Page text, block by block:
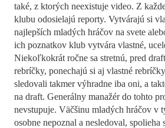
také, z ktorých neexistuje video. Z
klubu odosielajú reporty. Vytvárajú si
najlepších mladých hráčov na svete
ich poznatkov klub vytvára vlastné,
Niekoľkokrát ročne sa stretnú, pred
rebríčky, ponechajú si aj vlastné
sledovali takmer výhradne iba oni, a
na draft. Generálny manažér do tohto
nevstupuje. Väčšinu mladých hráčov v
osobne nepoznal a nesledoval, spolieha